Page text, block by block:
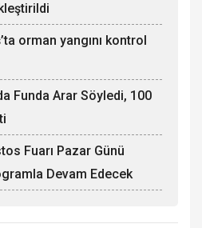
orman yangını kontrol
Funda Arar Söyledi, 100
Fuarı Pazar Günü
Devam Edecek